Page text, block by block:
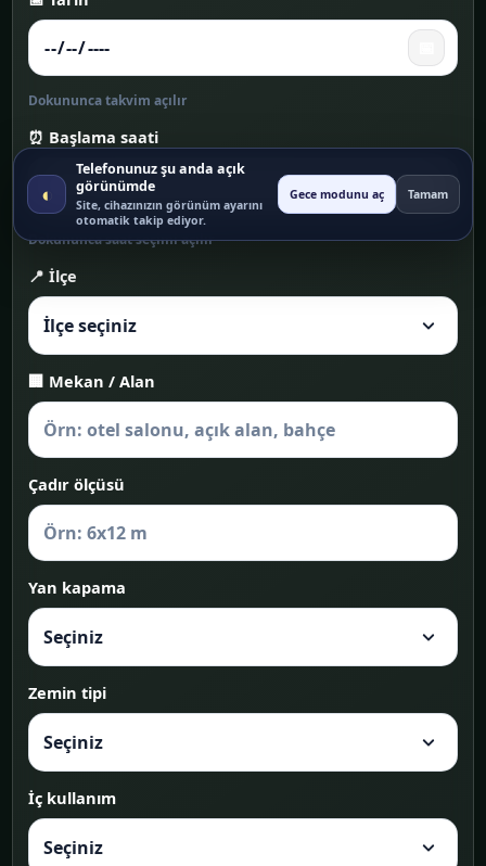
Dokununca takvim açılır
⏰ Başlama saati
⏰
Dokununca saat seçimi açılır
📍 İlçe
🏢 Mekan / Alan
Çadır ölçüsü
Yan kapama
Zemin tipi
İç kullanım
◐
Telefonunuz şu anda açık
görünümde
Site, cihazınızın görünüm ayarını
otomatik takip ediyor.
Gece modunu aç Tamam